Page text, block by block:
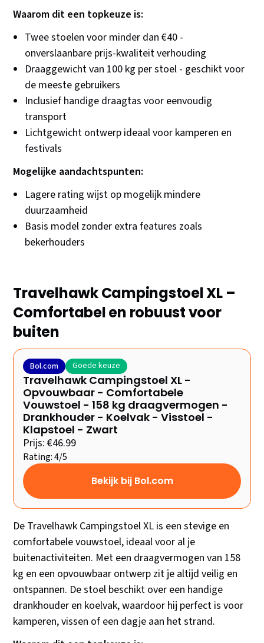
Waarom dit een topkeuze is:
Twee stoelen voor minder dan €40 -
onverslaanbare prijs-kwaliteit verhouding
Draaggewicht van 100 kg per stoel - geschikt voor
de meeste gebruikers
Inclusief handige draagtas voor eenvoudig
transport
Lichtgewicht ontwerp ideaal voor kamperen en
festivals
Mogelijke aandachtspunten:
Lagere rating wijst op mogelijk mindere
duurzaamheid
Basis model zonder extra features zoals
bekerhouders
Travelhawk Campingstoel XL –
Comfortabel en robuust voor
buiten
Bol.com Goede keuze
Travelhawk Campingstoel XL -
Opvouwbaar - Comfortabele
Vouwstoel - 158 kg draagvermogen -
Drankhouder - Koelvak - Visstoel -
Klapstoel - Zwart
Prijs: €46.99
Rating: 4/5
Bekijk bij Bol.com
De Travelhawk Campingstoel XL is een stevige en
comfortabele vouwstoel, ideaal voor al je
buitenactiviteiten. Met een draagvermogen van 158
kg en een opvouwbaar ontwerp zit je altijd veilig en
ontspannen. De stoel beschikt over een handige
drankhouder en koelvak, waardoor hij perfect is voor
kamperen, vissen of een dagje aan het strand.